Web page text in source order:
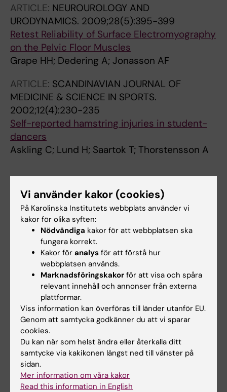
ARTICLE: NEUROUROLOGY AND
URODYNAMICS. 2009;28(5):395-399
Retest Reliability of Surface Electromyography
on the Pelvic Floor Muscles
Grape HH; Dedering A; Jonasson AF
ARTICLE: SCANDINAVIAN JOURNAL OF
MEDICINE & SCIENCE IN SPORTS.
2002;12(4):230-235
Self-reported hamstring injuries in student-
dancers
Askling C; Lund H; Saartok T; Thorstensson A
STUDY PROTOCOL:BMJ OPEN.
2024;14(11):e087620
Long-term effects of pelvic floor training in
male chronic pelvic pain, correlation between
subjective and objective outcomes: a study
protocol for a randomised controlled trial
Grape HH; Nordgren B; Koskela LR
Forskningsområden:
Fysioterapi
Urologi
Är du Helena Hallencreutz Grape?
Redigera din profil
Vi använder kakor (cookies)
På Karolinska Institutets webbplats använder vi
kakor för olika syften:
Nödvändiga kakor för att webbplatsen ska
fungera korrekt.
Kakor för analys för att förstå hur
webbplatsen används.
Marknadsföringskakor för att visa och spåra
relevant innehåll och annonser från externa
plattformar.
Viss information kan överföras till länder utanför EU.
Genom att samtycka godkänner du att vi sparar
cookies.
Du kan när som helst ändra eller återkalla ditt
samtycke via kakikonen längst ned till vänster på
sidan.
Mer information om våra kakor
Read this information in English